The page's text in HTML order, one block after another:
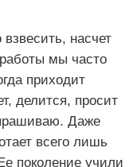
насчет
работы мы часто
приходит
делится, просит
Даже
всего лишь
поколение учили